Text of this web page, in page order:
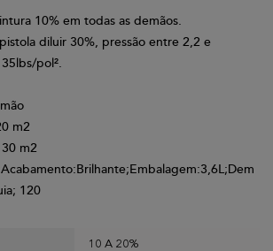
10% em todas as demãos.
diluir 30%, pressão entre 2,2 e
pol².
m2
m2
120
10 A 20%